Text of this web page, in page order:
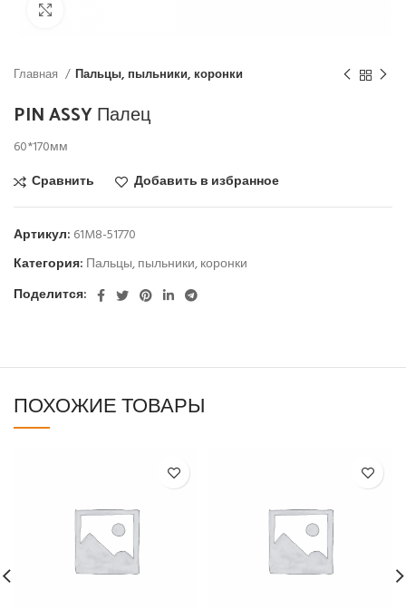
Главная Пальцы, пыльники, коронки
PIN ASSY Палец
60*170мм
Сравнить
Добавить в избранное
Артикул: 61M8-51770
Категория: Пальцы, пыльники, коронки
Поделится:
ПОХОЖИЕ ТОВАРЫ